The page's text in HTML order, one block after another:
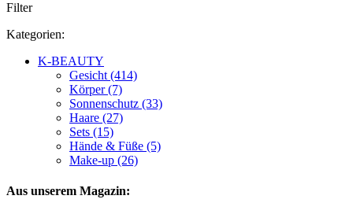
Filter
Kategorien:
K-BEAUTY
Gesicht (414)
Körper (7)
Sonnenschutz (33)
Haare (27)
Sets (15)
Hände & Füße (5)
Make-up (26)
Aus unserem Magazin: